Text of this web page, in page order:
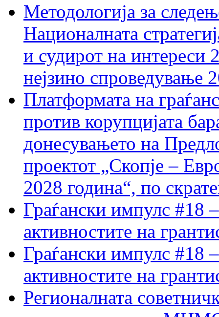
Методологија за
Националната
и судирот на интереси
нејзино спроведување
Платформата на
против корупцијата
донесувањето на
проектот „Скопје –
2028 година“, по
Граѓански импулс #18
активностите на
Граѓански импулс #18
активностите на
Регионалната